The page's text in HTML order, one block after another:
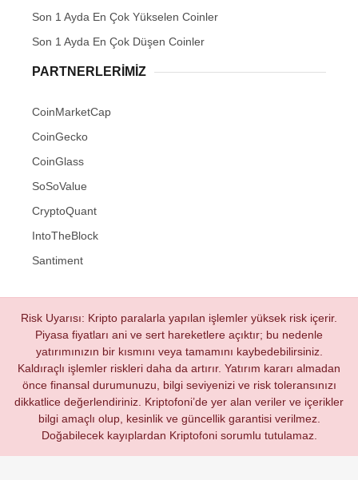
Son 1 Ayda En Çok Yükselen Coinler
Son 1 Ayda En Çok Düşen Coinler
PARTNERLERIMIZ
CoinMarketCap
CoinGecko
CoinGlass
SoSoValue
CryptoQuant
IntoTheBlock
Santiment
Risk Uyarısı: Kripto paralarla yapılan işlemler yüksek risk içerir.
Piyasa fiyatları ani ve sert hareketlere açıktır; bu nedenle
yatırımınızın bir kısmını veya tamamını kaybedebilirsiniz.
Kaldıraçlı işlemler riskleri daha da artırır. Yatırım kararı almadan
önce finansal durumunuzu, bilgi seviyenizi ve risk toleransınızı
dikkatlice değerlendiriniz. Kriptofoni’de yer alan veriler ve içerikler
bilgi amaçlı olup, kesinlik ve güncellik garantisi verilmez.
Doğabilecek kayıplardan Kriptofoni sorumlu tutulamaz.